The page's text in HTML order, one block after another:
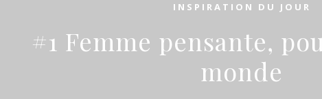
INSPIRATION DU JOUR
#1 Femme pensante,
monde